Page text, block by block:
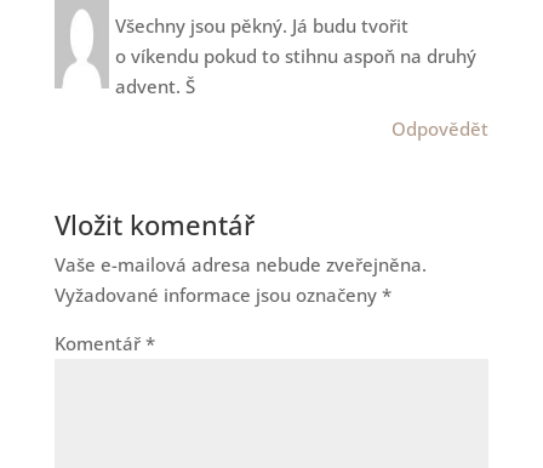
Všechny jsou pěkný. Já budu tvořit
o víkendu pokud to stihnu aspoň na druhý
advent. Š
Odpovědět
Vložit komentář
Vaše e-mailová adresa nebude zveřejněna.
Vyžadované informace jsou označeny *
Komentář *